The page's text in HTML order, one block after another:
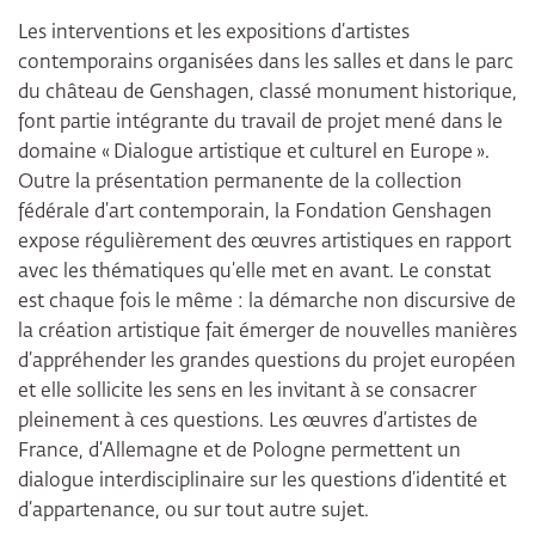
Les interventions et les expositions d’artistes
contemporains organisées dans les salles et dans le parc
du château de Genshagen, classé monument historique,
font partie intégrante du travail de projet mené dans le
domaine « Dialogue artistique et culturel en Europe ».
Outre la présentation permanente de la collection
fédérale d’art contemporain, la Fondation Genshagen
expose régulièrement des œuvres artistiques en rapport
avec les thématiques qu’elle met en avant. Le constat
est chaque fois le même : la démarche non discursive de
la création artistique fait émerger de nouvelles manières
d’appréhender les grandes questions du projet européen
et elle sollicite les sens en les invitant à se consacrer
pleinement à ces questions. Les œuvres d’artistes de
France, d’Allemagne et de Pologne permettent un
dialogue interdisciplinaire sur les questions d’identité et
d’appartenance, ou sur tout autre sujet.